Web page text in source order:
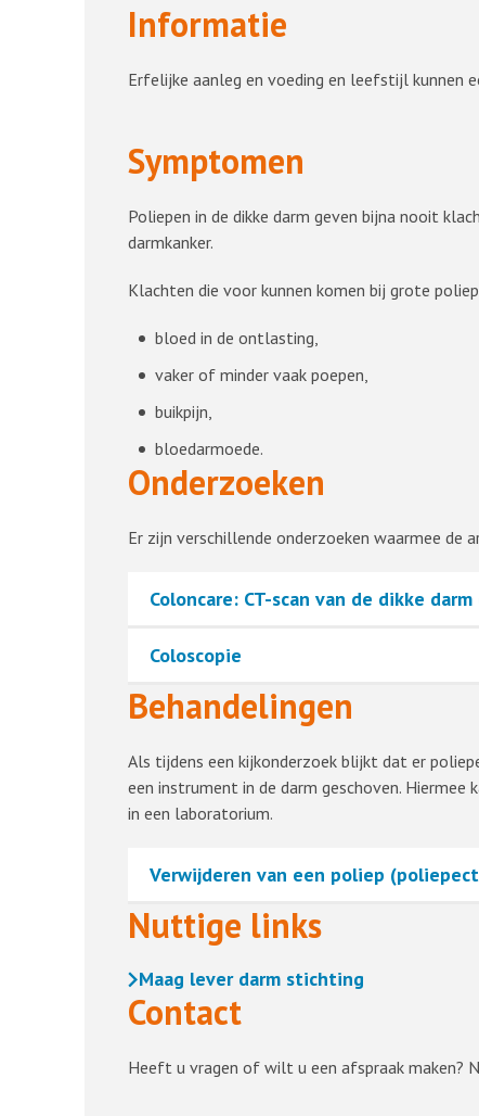
Informatie
Erfelijke aanleg en voeding en leefstijl kunnen
Symptomen
Poliepen in de dikke darm geven bijna nooit
darmkanker.
Klachten die voor kunnen komen bij grote
bloed in de ontlasting,
vaker of minder vaak poepen,
buikpijn,
bloedarmoede.
Onderzoeken
Er zijn verschillende onderzoeken waarmee de
Coloncare: CT-scan van de dikke
Coloscopie
Behandelingen
Als tijdens een kijkonderzoek blijkt dat er
een instrument in de darm geschoven.
in een laboratorium.
Verwijderen van een poliep
Nuttige links
Maag lever darm stichting
Contact
Heeft u vragen of wilt u een afspraak maken?